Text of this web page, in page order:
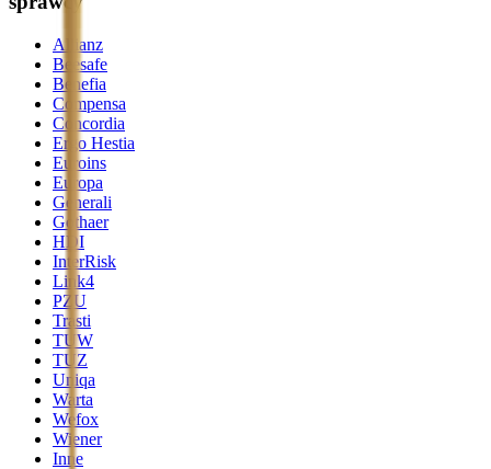
Allianz
Beesafe
Benefia
Compensa
Concordia
Ergo Hestia
Euroins
Europa
Generali
Gothaer
HDI
InterRisk
Link4
PZU
Trasti
TUW
TUZ
Uniqa
Warta
Wefox
Wiener
Inne